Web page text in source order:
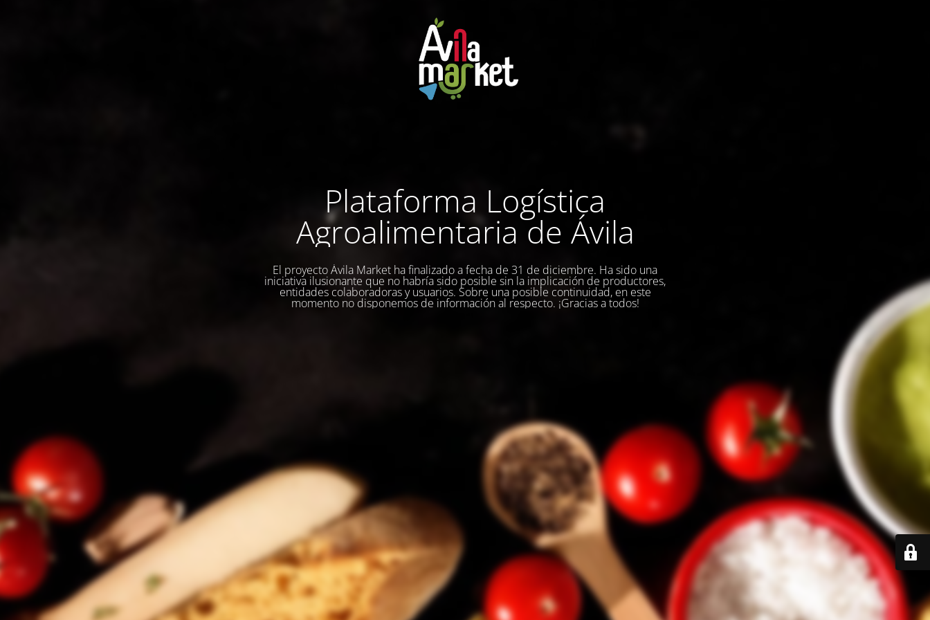
Plataforma Logística
Agroalimentaria de Ávila
El proyecto Ávila Market ha finalizado a fecha de 31 de diciembre. Ha sido una
iniciativa ilusionante que no habría sido posible sin la implicación de productores,
entidades colaboradoras y usuarios. Sobre una posible continuidad, en este
momento no disponemos de información al respecto. ¡Gracias a todos!